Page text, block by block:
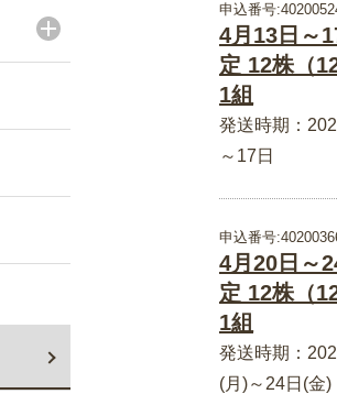
申込番号
4月13日～
定 12株（
1組
発送時期：
～17日
申込番号
4月20日～
定 12株（
1組
発送時期：
(月)～24日(金)